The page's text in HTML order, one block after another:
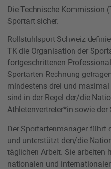
Die Technische Kommission
Sportart sicher.
Rollstuhlsport Schweiz
TK die Organisation der
fortgeschrittenen
Sportarten Rechnung
mindestens drei und maximal
sind in der Regel der/die
Athletenvertreter*in sowie der
Der Sportartenmanager führt
und unterstützt den/die
täglichen Arbeit. Sie arbeiten
nationalen und